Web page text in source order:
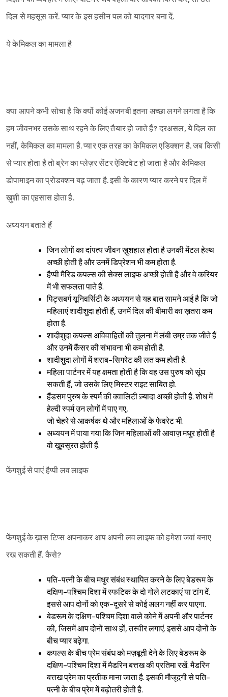
दिल से महसूस करें. प्यार के इस हसीन पल को यादगार बना दें.
ये केमिकल का मामला है
क्या आपने कभी सोचा है कि क्यों कोई अजनबी इतना अच्छा लगने लगता है कि
हम जीवनभर उसके साथ रहने के लिए तैयार हो जाते हैं? दरअसल, ये दिल का
नहीं, केमिकल का मामला है. प्यार एक तरह का केमिकल एडिक्शन है. जब किसी
से प्यार होता है तो ब्रेन का प्लेज़र सेंटर ऐक्टिवेट हो जाता है और केमिकल
डोपामाइन का प्रोडक्शन बढ़ जाता है. इसी के कारण प्यार करने पर दिल में
ख़ुशी का एहसास होता है.
अध्ययन बताते हैं
जिन लोगों का दांपत्य जीवन ख़ुशहाल होता है उनकी मेंटल हेल्थ
अच्छी होती है और उनमें डिप्रेशन भी कम होता है.
हैप्पी मैरिड कपल्स की सेक्स लाइफ अच्छी होती है और वे करियर
में भी सफलता पाते हैं.
पिट्सबर्ग यूनिवर्सिटी के अध्ययन से यह बात सामने आई है कि जो
महिलाएं शादीशुदा होती हैं, उनमें दिल की बीमारी का ख़तरा कम
होता है.
शादीशुदा कपल्स अविवाहितों की तुलना में लंबी उम्र तक जीते हैं
और उनमें कैंसर की संभावना भी कम होती है.
शादीशुदा लोगों में शराब-सिगरेट की लत कम होती है.
महिला पार्टनर में यह क्षमता होती है कि वह उस पुरुष को सूंघ
सकती हैं, जो उसके लिए मिस्टर राइट साबित हो.
हैंडसम पुरुष के स्पर्म की क्वालिटी ज़्यादा अच्छी होती है. शोध में
हेल्दी स्पर्म उन लोगों में पाए गए,
जो चेहरे से आकर्षक थे और महिलाओं के फेवरेट भी.
अध्ययन में पाया गया कि जिन महिलाओं की आवाज़ मधुर होती है
वो ख़ूबसूरत होती हैं.
फेंगशुई से पाएं हैप्पी लव लाइफ
फेंगशुई के ख़ास टिप्स अपनाकर आप अपनी लव लाइफ को हमेशा जवां बनाए
रख सकती हैं. कैसे?
पति-पत्नी के बीच मधुर संबंध स्थापित करने के लिए बेडरूम के
दक्षिण-पश्‍चिम दिशा में स्फटिक के दो गोले लटकाएं या टांग दें.
इससे आप दोनों को एक-दूसरे से कोई अलग नहीं कर पाएगा.
बेडरूम के दक्षिण-पश्‍चिम दिशा वाले कोने में अपनी और पार्टनर
की, जिसमें आप दोनों साथ हों, तस्वीर लगाएं. इससे आप दोनों के
बीच प्यार बढ़ेगा.
कपल्स के बीच प्रेम संबंध को मज़बूती देने के लिए बेडरूम के
दक्षिण-पश्‍चिम दिशा में मैडरिन बत्तख की प्रतिमा रखें. मैडरिन
बत्तख प्रेम का प्रतीक माना जाता है. इसकी मौजूदगी से पति-
पत्नी के बीच प्रेम में बढ़ोतरी होती है.